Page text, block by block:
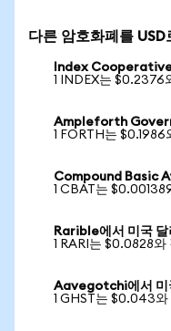
다른 암호화폐를 USD
Index Cooperative
1 INDEX는 $0.2376
Ampleforth
1 FORTH는 $0.1986
Compound Basic
1 CBAT는
Rarible에서 미국 달
1 RARI는 $0.0828와
Aavegotchi에서 미
1 GHST는 $0.043와